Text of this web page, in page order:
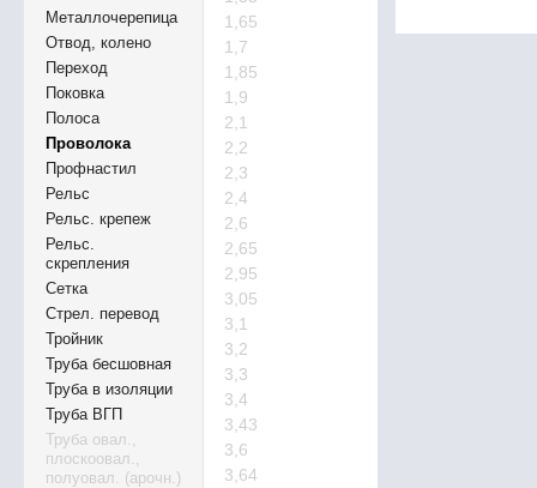
Металлочерепица
Отвод, колено
Переход
Поковка
Полоса
Проволока
Профнастил
Рельс
Рельс. крепеж
Рельс.
скрепления
Сетка
Стрел. перевод
Тройник
Труба бесшовная
Труба в изоляции
Труба ВГП
Труба овал.,
плоскоовал.,
полуовал. (арочн.)
1,65
1,7
1,85
1,9
2,1
2,2
2,3
2,4
2,6
2,65
2,95
3,05
3,1
3,2
3,3
3,4
3,43
3,6
3,64